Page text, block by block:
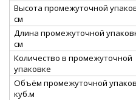
Высота промежуточной
см
Длина промежуточной
см
Количество в промежуточной
упаковке
Объём промежуточной
куб.м